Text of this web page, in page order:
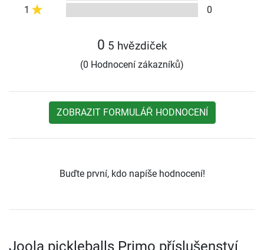
1
0
0 5 hvězdiček
(0 Hodnocení zákazníků)
ZOBRAZIT FORMULÁŘ HODNOCENÍ
Buďte první, kdo napíše hodnocení!
Joola pickleballs Primo příslušenství